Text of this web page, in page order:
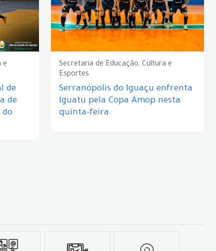
e
de
de
Secretaria de Educação, Cultura e
Esportes
Serranópolis do Iguaçu enfrenta
Iguatu pela Copa Amop nesta
quinta-feira